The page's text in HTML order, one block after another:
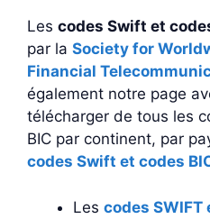
Les codes Swift et
par la Society for
Financial
également notre page
télécharger de tous les
BIC par continent, par
codes Swift et codes
Les codes SWIFT